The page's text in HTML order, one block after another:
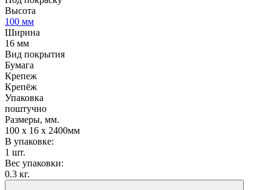
Высота
100 мм
Ширина
16 мм
Вид покрытия
Бумага
Крепеж
Крепёж
Упаковка
поштучно
Размеры, мм.
100 х 16 х 2400мм
В упаковке:
1 шт.
Вес упаковки:
0.3 кг.